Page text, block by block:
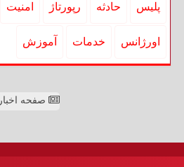
پلیس حادثه رپورتاژ امنیت
اورژانس خدمات آموزش
صفحه اخبار